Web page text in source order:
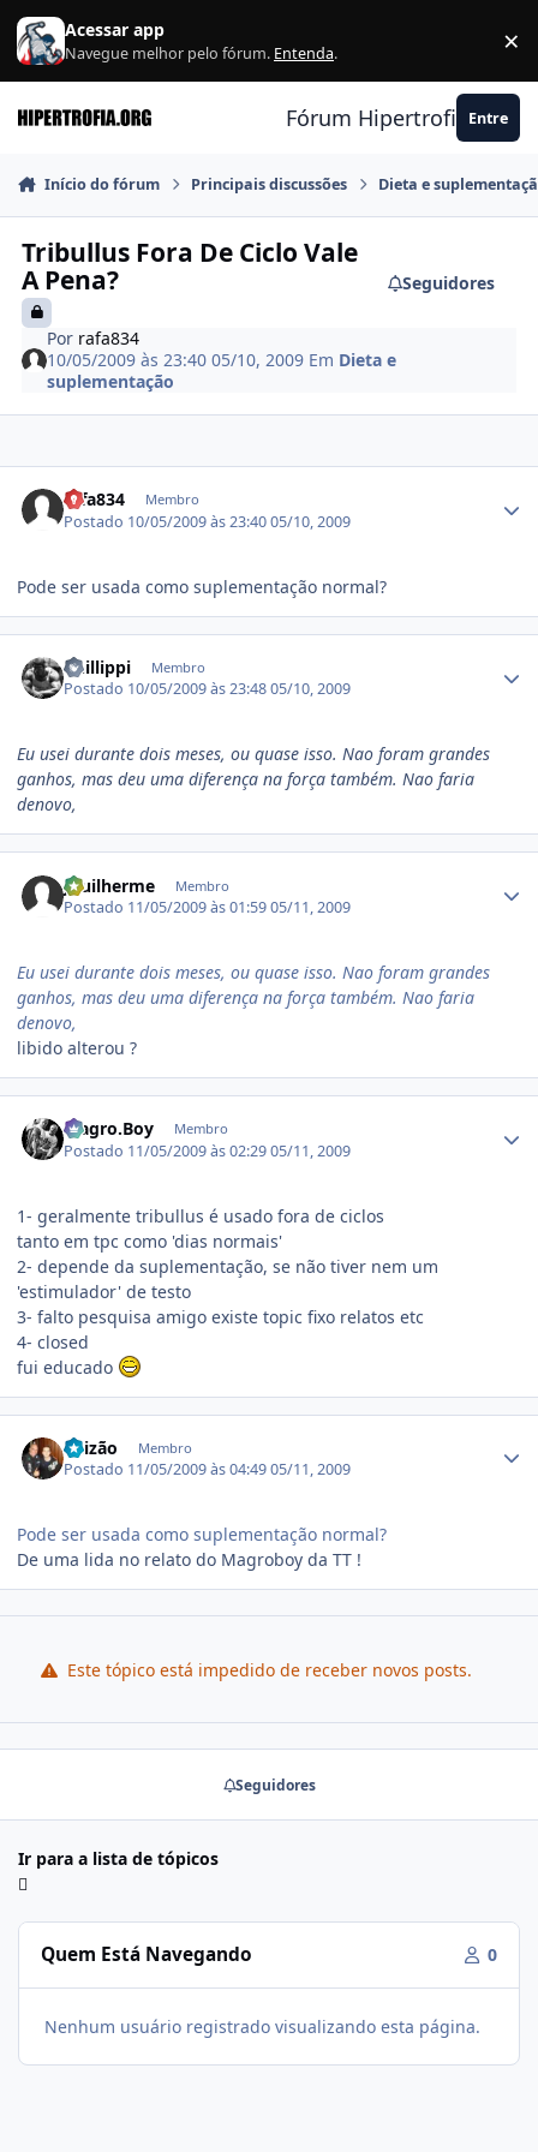
Ir para conteúdo
Acessar app
Navegue melhor pelo fórum. Entenda. ×
Fórum Hipertrofia.org
Entre
Início do fórum Principais discussões Dieta e
Tribullus Fora De Ciclo Vale
A Pena?
Seguidores
Por rafa834
10/05/2009 às 23:4005/10, 2009 Em Dieta e
suplementação
rafa834 Membro
Postado 10/05/2009 às 23:4005/10, 2009
Pode ser usada como suplementação normal?
Phillippi Membro
Postado 10/05/2009 às 23:4805/10, 2009
Eu usei durante dois meses, ou quase isso. Nao foram grandes
ganhos, mas deu uma diferença na força também. Nao faria
denovo,
Jguilherme Membro
Postado 11/05/2009 às 01:5905/11, 2009
Eu usei durante dois meses, ou quase isso. Nao foram grandes
ganhos, mas deu uma diferença na força também. Nao faria
denovo,
libido alterou ?
Magro.Boy Membro
Postado 11/05/2009 às 02:2905/11, 2009
1- geralmente tribullus é usado fora de ciclos
tanto em tpc como 'dias normais'
2- depende da suplementação, se não tiver nem um
'estimulador' de testo
3- falto pesquisa amigo existe topic fixo relatos etc
4- closed
fui educado
Luizão Membro
Postado 11/05/2009 às 04:4905/11, 2009
Pode ser usada como suplementação normal?
De uma lida no relato do Magroboy da TT !
Este tópico está impedido de receber novos posts.
Seguidores
Ir para a lista de tópicos
Quem Está Navegando 0
Nenhum usuário registrado visualizando esta página.